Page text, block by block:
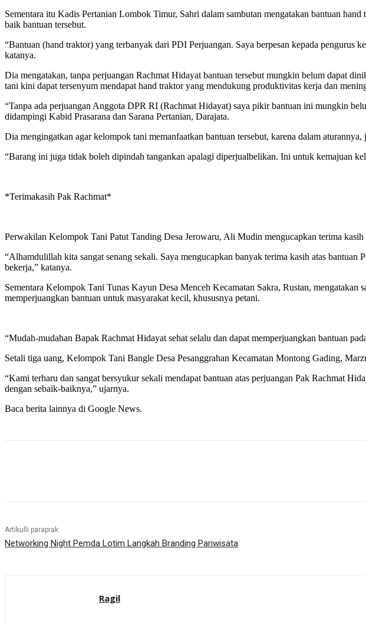
Sementara itu Kadis Pertanian Lombok Timur, Sahri dalam sambutan mengatakan bantuan
baik bantuan tersebut.
“Bantuan (hand traktor) yang terbanyak dari PDI Perjuangan. Saya berpesan kepada
katanya.
Dia mengatakan, tanpa perjuangan Rachmat Hidayat bantuan tersebut mungkin belum dapat
tani kini dapat tersenyum mendapat hand traktor yang mendukung produktivitas kerja dan
“Tanpa ada perjuangan Anggota DPR RI (Rachmat Hidayat) saya pikir bantuan ini mungkin
didampingi Kabid Prasarana dan Sarana Pertanian, Darajata.
Dia mengingatkan agar kelompok tani memanfaatkan bantuan tersebut, karena dalam
“Barang ini juga tidak boleh dipindah tangankan apalagi diperjualbelikan. Ini untuk kemajuan
*Terimakasih Pak Rachmat*
Perwakilan Kelompok Tani Patut Tanding Desa Jerowaru, Ali Mudin mengucapkan terima
“Alhamdulillah kita sangat senang sekali. Saya mengucapkan banyak terima kasih atas
bekerja,” katanya.
Sementara Kelompok Tani Tunas Kayun Desa Menceh Kecamatan Sakra, Rustan,
memperjuangkan bantuan untuk masyarakat kecil, khususnya petani.
“Mudah-mudahan Bapak Rachmat Hidayat sehat selalu dan dapat memperjuangkan bantuan
Setali tiga uang, Kelompok Tani Bangle Desa Pesanggrahan Kecamatan Montong Gading,
“Kami terharu dan sangat bersyukur sekali mendapat bantuan atas perjuangan Pak Rachmat
dengan sebaik-baiknya,” ujarnya.
Baca berita lainnya di Google News.
Artikulli paraprak
Networking Night Pemda Lotim Langkah Branding Pariwisata
Ragil